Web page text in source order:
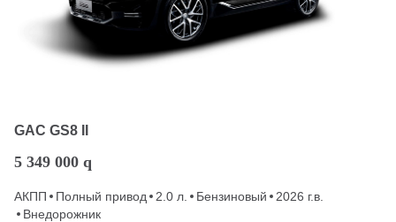
GAC GS8 II
5 349 000 q
АКПП Полный привод 2.0 л. Бензиновый
2026 г.в.
Внедорожник